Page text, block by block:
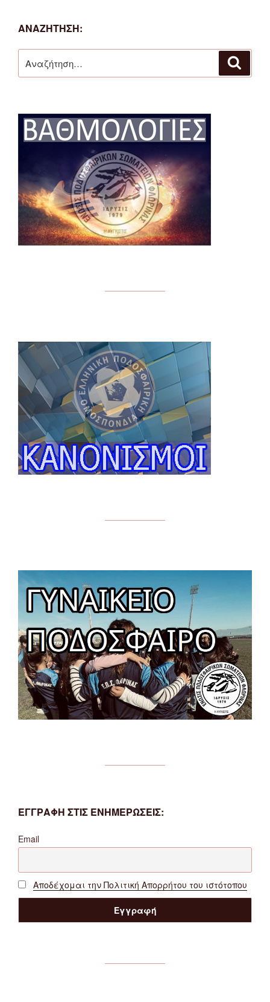
ΑΝΑΖΉΤΗΣΗ:
για:
ΕΓΓΡΑΦΗ ΣΤΙΣ ΕΝΗΜΕΡΩΣΕΙΣ:
Email
Αποδέχομαι την Πολιτική Απορρήτου του ιστότοπου